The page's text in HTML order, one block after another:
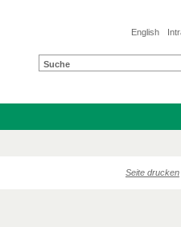
English
Seite drucken